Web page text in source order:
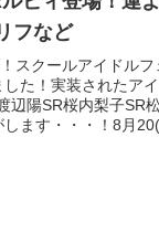
フなど
クールアイドルフ
た！実装されたア
辺陽SR桜内梨子SR
ます・・・！8月